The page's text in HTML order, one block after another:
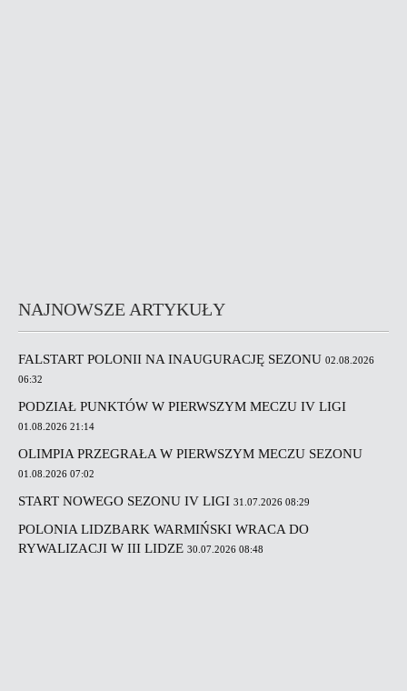
NAJNOWSZE ARTYKUŁY
FALSTART POLONII NA INAUGURACJĘ SEZONU 02.08.2026
06:32
PODZIAŁ PUNKTÓW W PIERWSZYM MECZU IV LIGI
01.08.2026 21:14
OLIMPIA PRZEGRAŁA W PIERWSZYM MECZU SEZONU
01.08.2026 07:02
START NOWEGO SEZONU IV LIGI 31.07.2026 08:29
POLONIA LIDZBARK WARMIŃSKI WRACA DO
RYWALIZACJI W III LIDZE 30.07.2026 08:48